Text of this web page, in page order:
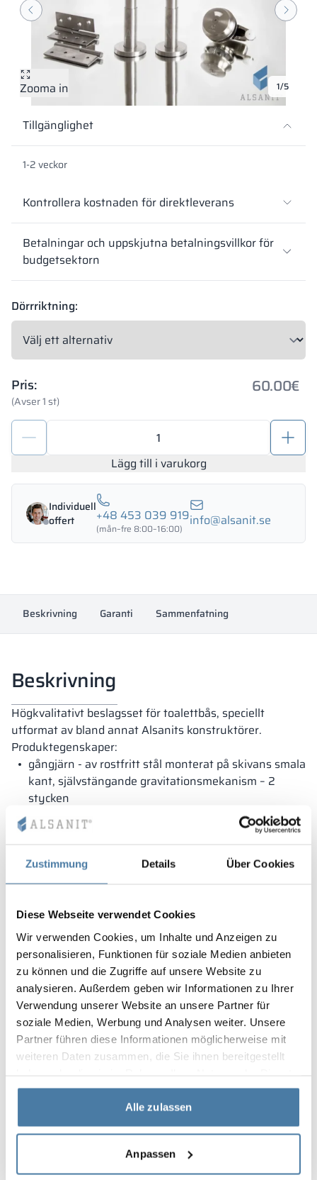
Zustimmung Details Über Cookies
Diese Webseite verwendet Cookies
Wir verwenden Cookies, um Inhalte und Anzeigen zu
personalisieren, Funktionen für soziale Medien anbieten
zu können und die Zugriffe auf unsere Website zu
analysieren. Außerdem geben wir Informationen zu Ihrer
Verwendung unserer Website an unsere Partner für
soziale Medien, Werbung und Analysen weiter. Unsere
Partner führen diese Informationen möglicherweise mit
weiteren Daten zusammen, die Sie ihnen bereitgestellt
gesammelt haben.
Alle zulassen
Anpassen
Vela
metallskåp
Bänkar och
Rumsavdelare
Lamele
Altus
L-formade skåp
1/5
Zooma in
Tillgänglighet
1-2 veckor
Kontrollera kostnaden för direktleverans
Betalningar och uppskjutna betalningsvillkor för
budgetsektorn
Dörrriktning:
Pris:
(Avser 1 st)
60.00€
Komplett
PERSEI
mängd
Lägg till i varukorg
Individuell
offert
+48 453 039 919
(mån–fre 8:00–16:00) info@alsanit.se
Beskrivning Garanti Sammenfatning
Beskrivning
Högkvalitativt beslagsset för toalettbås, speciellt
utformat av bland annat Alsanits konstruktörer.
Produktegenskaper:
gångjärn - av rostfritt stål monterat på skivans smala
kant, självstängande gravitationsmekanism – 2
stycken
stöd - rostfritt stål finish, monterat på skivan,
justeringsområde +/- 20 mm – 2 stycken
styck
avsedd för skivor med 28 mm tjocklek
Garanti
Våra skåp omfattas av garanti och tillverkas i Polen av
material av högsta kvalitet. Tack vare detta
kännetecknas de av exceptionell hållbarhet och
bearbetning och omsorg om varje detalj gör dem till ett
utmärkt val för krävande miljöer.
Sammenfatning